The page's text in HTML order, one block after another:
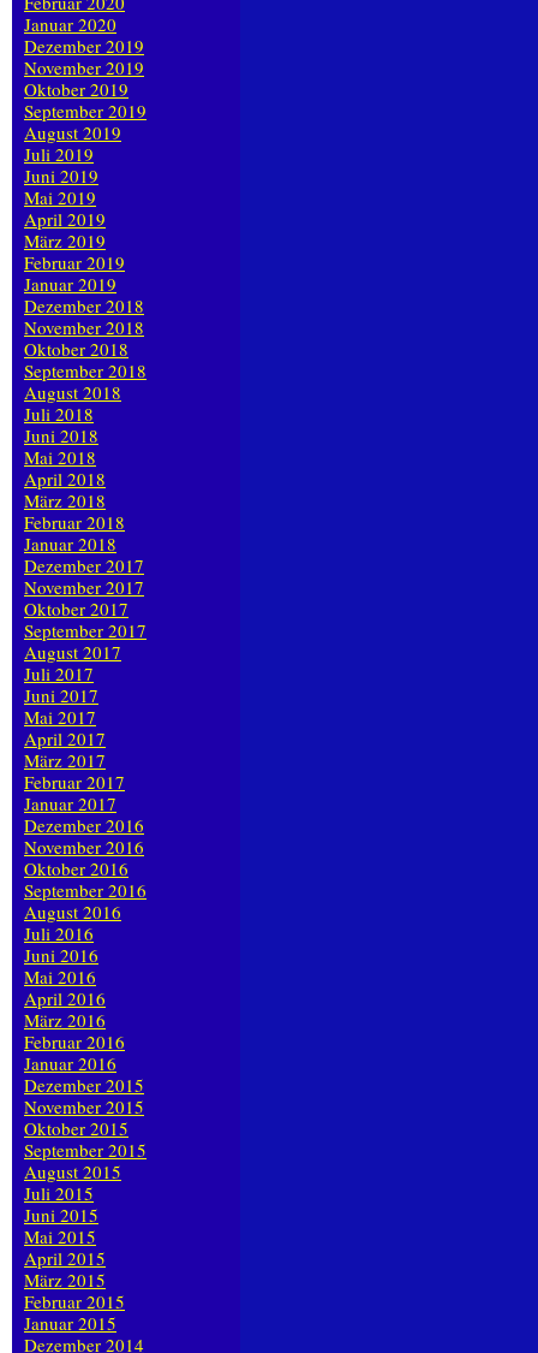
Januar 2020
Dezember 2019
November 2019
Oktober 2019
September 2019
August 2019
Juli 2019
Juni 2019
Mai 2019
April 2019
März 2019
Februar 2019
Januar 2019
Dezember 2018
November 2018
Oktober 2018
September 2018
August 2018
Juli 2018
Juni 2018
Mai 2018
April 2018
März 2018
Februar 2018
Januar 2018
Dezember 2017
November 2017
Oktober 2017
September 2017
August 2017
Juli 2017
Juni 2017
Mai 2017
April 2017
März 2017
Februar 2017
Januar 2017
Dezember 2016
November 2016
Oktober 2016
September 2016
August 2016
Juli 2016
Juni 2016
Mai 2016
April 2016
März 2016
Februar 2016
Januar 2016
Dezember 2015
November 2015
Oktober 2015
September 2015
August 2015
Juli 2015
Juni 2015
Mai 2015
April 2015
März 2015
Februar 2015
Januar 2015
Dezember 2014